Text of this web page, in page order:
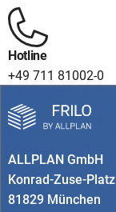
Hotline
+49 711 81002-0
ALLPLAN GmbH
Konrad-Zuse-Platz
81829 München